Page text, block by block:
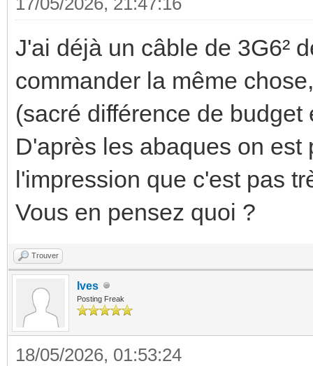
J'ai déjà un câble de 3G6²
commander la même
(sacré différence de
D'après les abaques on
l'impression que c'est pas
Vous en pensez quoi ?
Trouver
Ives
Posting Freak
18/05/2026, 01:53:24